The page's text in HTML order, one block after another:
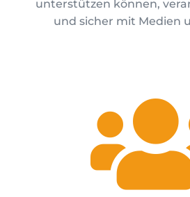
unterstützen können,
und sicher mit Medien